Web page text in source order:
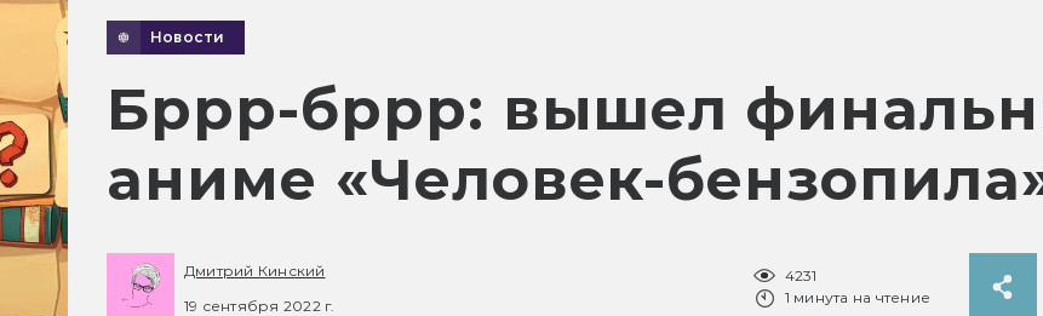
Новости
Бррр-бррр: вышел
аниме «Человек-
Дмитрий Кинский
19 сентября 2022 г.
4231
1 минута на чтение